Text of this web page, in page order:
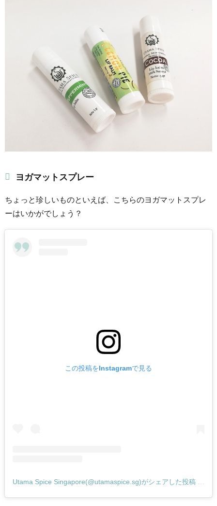
ヨガマットスプレー
ちょっと珍しいものといえば、こちらのヨガマットスプレ
ーはいかがでしょう？
この投稿をInstagramで見る
Utama Spice Singapore(@utamaspice.sg)がシェアした投稿